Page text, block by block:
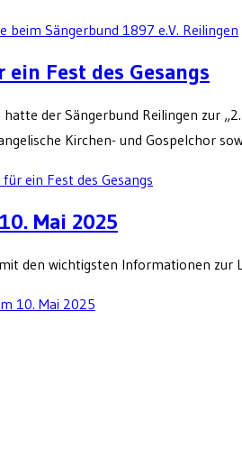
beim Sängerbund 1897 e.V. Reilingen
Fest des Gesangs
der Sängerbund Reilingen zur
Kirchen- und Gospelchor
ein Fest des Gesangs
Mai 2025
den wichtigsten Informationen zur
10. Mai 2025